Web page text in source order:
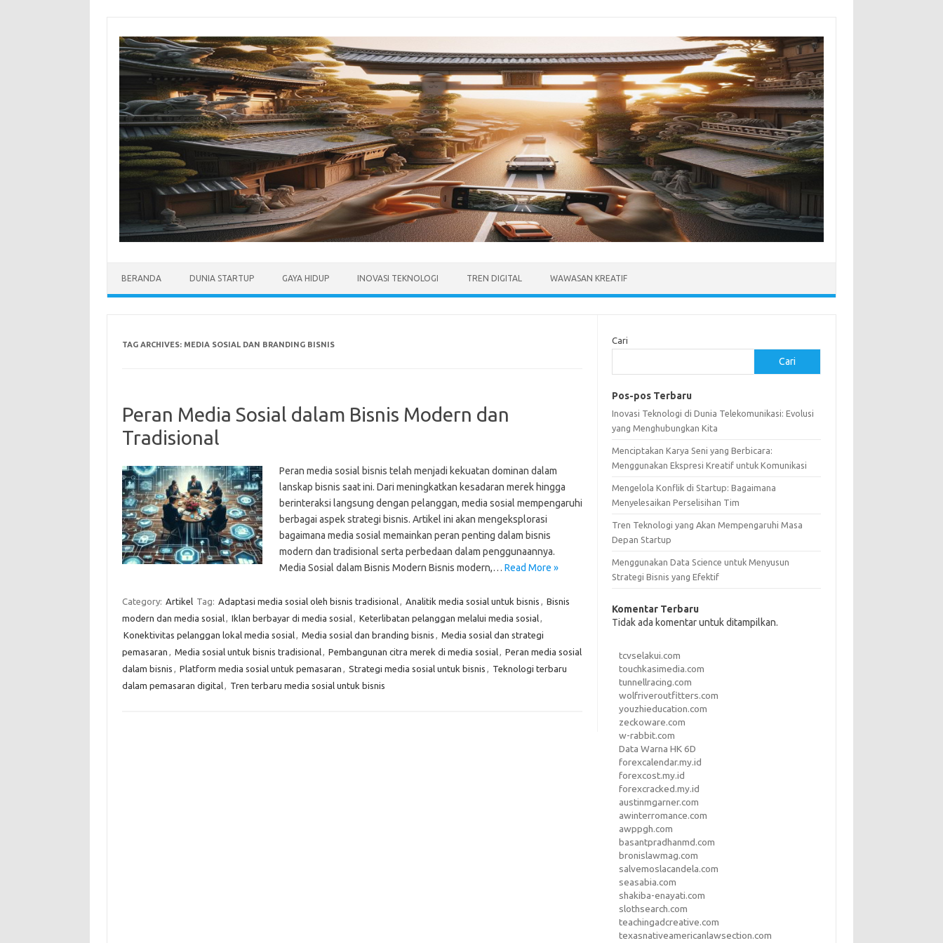
content
BERANDA DUNIA STARTUP GAYA HIDUP INOVASI TEKNOLOGI TREN DIGITAL WAWASAN KREATIF
TAG ARCHIVES: MEDIA SOSIAL DAN BRANDING BISNIS
Peran Media Sosial dalam Bisnis Modern dan
Tradisional
Peran media sosial bisnis telah menjadi kekuatan dominan dalam
lanskap bisnis saat ini. Dari meningkatkan kesadaran merek hingga
berinteraksi langsung dengan pelanggan, media sosial mempengaruhi
berbagai aspek strategi bisnis. Artikel ini akan mengeksplorasi
bagaimana media sosial memainkan peran penting dalam bisnis
modern dan tradisional serta perbedaan dalam penggunaannya.
Media Sosial dalam Bisnis Modern Bisnis modern,… Read More »
Category: Artikel Tag: Adaptasi media sosial oleh bisnis tradisional, Analitik media sosial untuk bisnis , Bisnis
modern dan media sosial, Iklan berbayar di media sosial, Keterlibatan pelanggan melalui media sosial,
Konektivitas pelanggan lokal media sosial, Media sosial dan branding bisnis , Media sosial dan strategi
pemasaran , Media sosial untuk bisnis tradisional, Pembangunan citra merek di media sosial, Peran media sosial
dalam bisnis , Platform media sosial untuk pemasaran , Strategi media sosial untuk bisnis , Teknologi terbaru
dalam pemasaran digital, Tren terbaru media sosial untuk bisnis
Cari
Cari
Pos-pos Terbaru
Inovasi Teknologi di Dunia Telekomunikasi: Evolusi
yang Menghubungkan Kita
Menciptakan Karya Seni yang Berbicara:
Menggunakan Ekspresi Kreatif untuk Komunikasi
Mengelola Konflik di Startup: Bagaimana
Menyelesaikan Perselisihan Tim
Tren Teknologi yang Akan Mempengaruhi Masa
Depan Startup
Menggunakan Data Science untuk Menyusun
Strategi Bisnis yang Efektif
Komentar Terbaru
Tidak ada komentar untuk ditampilkan.
tcvselakui.com
touchkasimedia.com
tunnellracing.com
wolfriveroutfitters.com
youzhieducation.com
zeckoware.com
w-rabbit.com
Data Warna HK 6D
forexcalendar.my.id
forexcost.my.id
forexcracked.my.id
austinmgarner.com
awinterromance.com
awppgh.com
basantpradhanmd.com
bronislawmag.com
salvemoslacandela.com
seasabia.com
shakiba-enayati.com
slothsearch.com
teachingadcreative.com
texasnativeamericanlawsection.com